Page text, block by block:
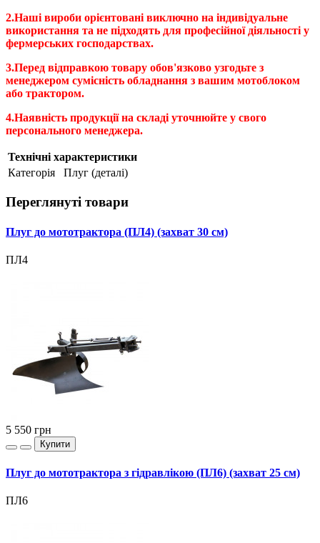
2.Наші вироби орієнтовані виключно на індивідуальне
використання та не підходять для професійної діяльності у
фермерських господарствах.
3.Перед відправкою товару обов'язково узгодьте з
менеджером сумісність обладнання з вашим мотоблоком
або трактором.
4.Наявність продукції на складі уточнюйте у свого
персонального менеджера.
Технічні характеристики
Категорія
Плуг (деталі)
Переглянуті товари
Плуг до мототрактора (ПЛ4) (захват 30 см)
ПЛ4
5 550 грн
Купити
Плуг до мототрактора з гідравлікою (ПЛ6) (захват 25 см)
ПЛ6